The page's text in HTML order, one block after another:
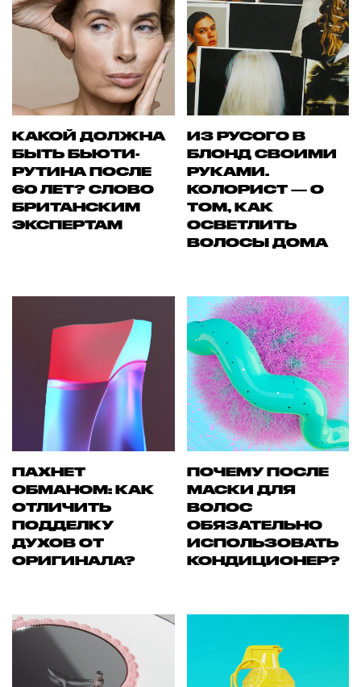
КАКОЙ ДОЛЖНА
БЫТЬ БЬЮТИ-
РУТИНА ПОСЛЕ
60 ЛЕТ? СЛОВО
БРИТАНСКИМ
ЭКСПЕРТАМ
ИЗ РУСОГО В
БЛОНД СВОИМИ
РУКАМИ.
КОЛОРИСТ — О
ТОМ, КАК
ОСВЕТЛИТЬ
ВОЛОСЫ ДОМА
ПАХНЕТ
ОБМАНОМ: КАК
ОТЛИЧИТЬ
ПОДДЕЛКУ
ДУХОВ ОТ
ОРИГИНАЛА?
ПОЧЕМУ ПОСЛЕ
МАСКИ ДЛЯ
ВОЛОС
ОБЯЗАТЕЛЬНО
ИСПОЛЬЗОВАТЬ
КОНДИЦИОНЕР?